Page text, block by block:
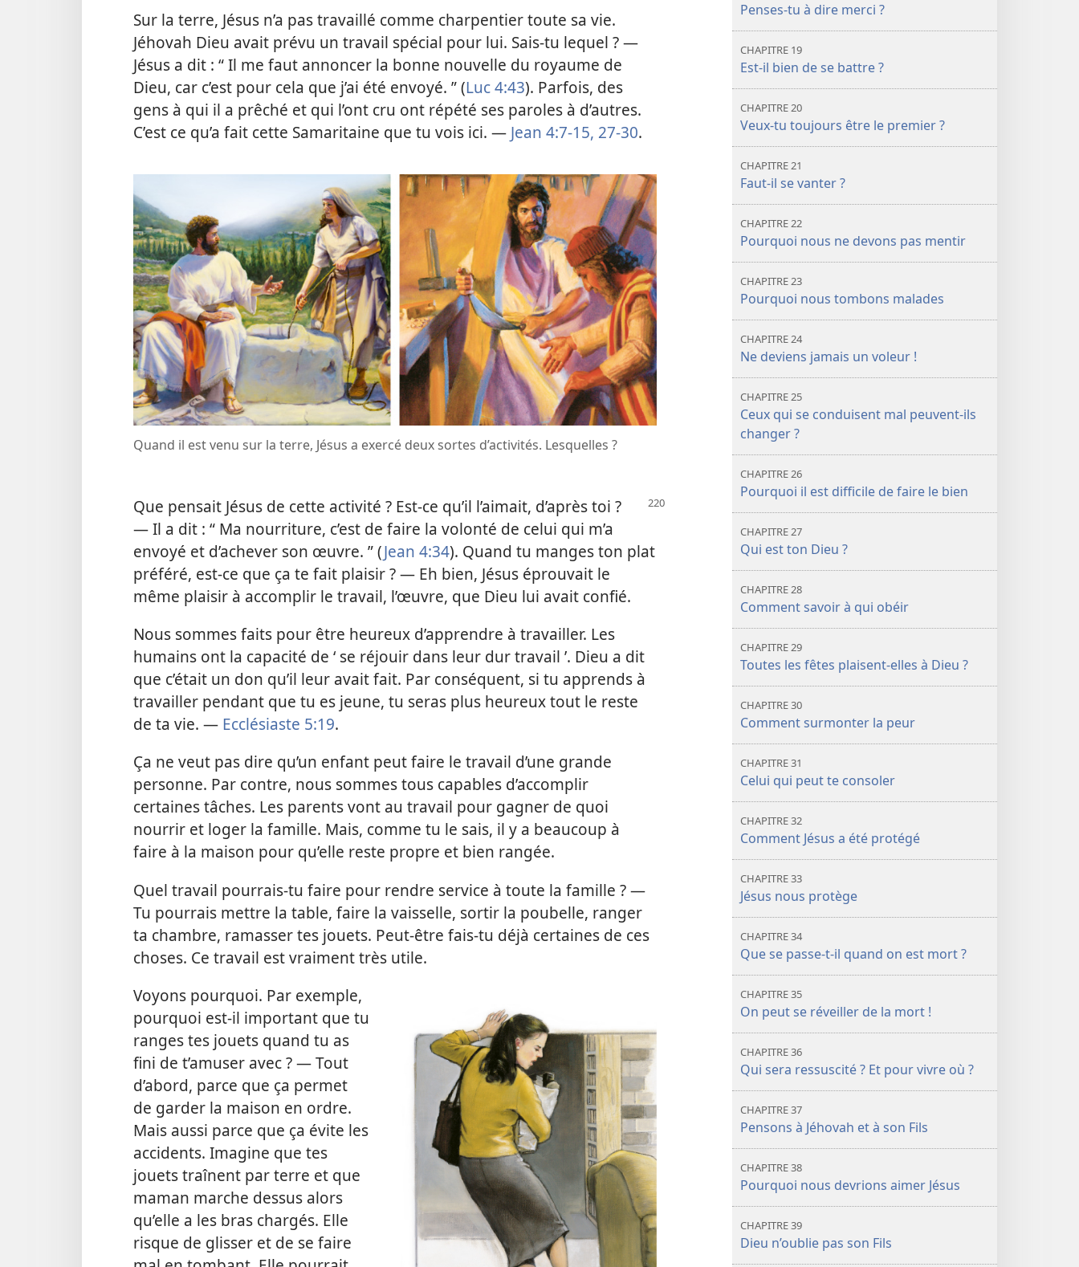
Sur la terre, Jésus n’a pas travaillé comme charpentier toute sa vie.
Jéhovah Dieu avait prévu un travail spécial pour lui. Sais-​tu lequel ? —
Jésus a dit : “ Il me faut annoncer la bonne nouvelle du royaume de
Dieu, car c’est pour cela que j’ai été envoyé. ” (Luc 4:43). Parfois, des
gens à qui il a prêché et qui l’ont cru ont répété ses paroles à d’autres.
C’est ce qu’a fait cette Samaritaine que tu vois ici. — Jean 4:7-15, 27-30.
Quand il est venu sur la terre, Jésus a exercé deux sortes d’activités. Lesquelles ?
Que pensait Jésus de cette activité ? Est-​ce qu’il l’aimait, d’après toi ?
— Il a dit : “ Ma nourriture, c’est de faire la volonté de celui qui m’a
envoyé et d’achever son œuvre. ” (Jean 4:34). Quand tu manges ton plat
préféré, est-​ce que ça te fait plaisir ? — Eh bien, Jésus éprouvait le
même plaisir à accomplir le travail, l’œuvre, que Dieu lui avait confié.
Nous sommes faits pour être heureux d’apprendre à travailler. Les
humains ont la capacité de ‘ se réjouir dans leur dur travail ’. Dieu a dit
que c’était un don qu’il leur avait fait. Par conséquent, si tu apprends à
travailler pendant que tu es jeune, tu seras plus heureux tout le reste
de ta vie. — Ecclésiaste 5:19.
Ça ne veut pas dire qu’un enfant peut faire le travail d’une grande
personne. Par contre, nous sommes tous capables d’accomplir
certaines tâches. Les parents vont au travail pour gagner de quoi
nourrir et loger la famille. Mais, comme tu le sais, il y a beaucoup à
faire à la maison pour qu’elle reste propre et bien rangée.
Quel travail pourrais-​tu faire pour rendre service à toute la famille ? —
Tu pourrais mettre la table, faire la vaisselle, sortir la poubelle, ranger
ta chambre, ramasser tes jouets. Peut-être fais-​tu déjà certaines de ces
choses. Ce travail est vraiment très utile.
Voyons pourquoi. Par exemple,
pourquoi est-​il important que tu
ranges tes jouets quand tu as
fini de t’amuser avec ? — Tout
d’abord, parce que ça permet
de garder la maison en ordre.
Mais aussi parce que ça évite les
accidents. Imagine que tes
jouets traînent par terre et que
maman marche dessus alors
qu’elle a les bras chargés. Elle
risque de glisser et de se faire
Penses-tu à dire merci ?
CHAPITRE 19
Est-il bien de se battre ?
CHAPITRE 20
Veux-tu toujours être le premier ?
CHAPITRE 21
Faut-il se vanter ?
CHAPITRE 22
Pourquoi nous ne devons pas mentir
CHAPITRE 23
Pourquoi nous tombons malades
CHAPITRE 24
Ne deviens jamais un voleur !
CHAPITRE 25
Ceux qui se conduisent mal peuvent-ils
changer ?
CHAPITRE 26
Pourquoi il est difficile de faire le bien
CHAPITRE 27
Qui est ton Dieu ?
CHAPITRE 28
Comment savoir à qui obéir
CHAPITRE 29
Toutes les fêtes plaisent-elles à Dieu ?
CHAPITRE 30
Comment surmonter la peur
CHAPITRE 31
Celui qui peut te consoler
CHAPITRE 32
Comment Jésus a été protégé
CHAPITRE 33
Jésus nous protège
CHAPITRE 34
Que se passe-t-il quand on est mort ?
CHAPITRE 35
On peut se réveiller de la mort !
CHAPITRE 36
Qui sera ressuscité ? Et pour vivre où ?
CHAPITRE 37
Pensons à Jéhovah et à son Fils
CHAPITRE 38
Pourquoi nous devrions aimer Jésus
CHAPITRE 39
Dieu n’oublie pas son Fils